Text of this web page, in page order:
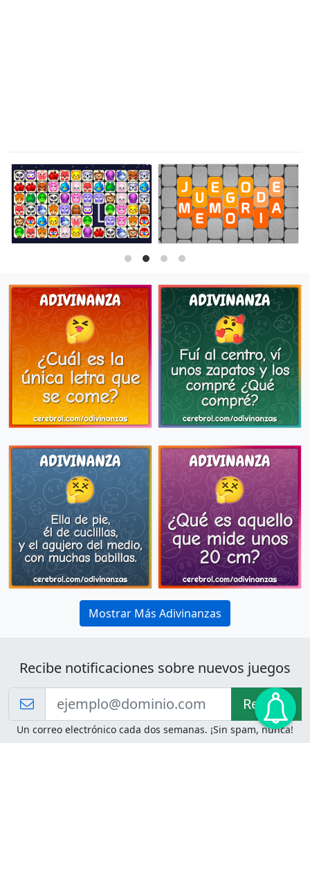
Mostrar Más Adivinanzas
Recibe notificaciones sobre nuevos juegos
Recibir!
Un correo electrónico cada dos semanas. ¡Sin spam, nunca!